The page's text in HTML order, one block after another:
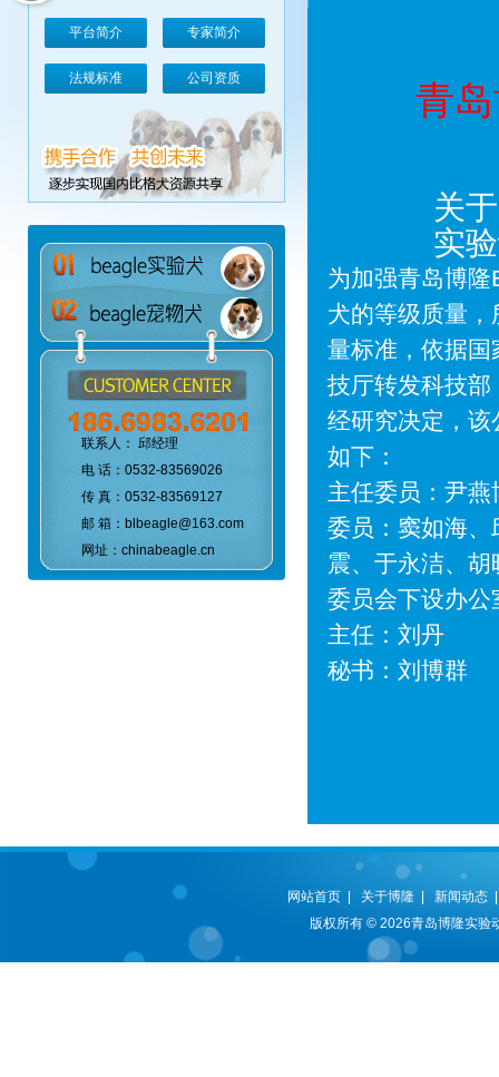
平台简介 专家简介
法规标准 公司资质
联系人： 邱经理
电 话：0532-83569026
传 真：0532-83569127
邮 箱：blbeagle@163.com
网址：chinabeagle.cn
青
关
实
为加强青岛博
犬的等级质量
量标准，依据
技厅转发科技
经研究决定，
如下：
主任委员：尹燕
委员：窦如海
震、于永洁、胡
委员会下设办公
主任：刘丹
秘书：刘博群
网站首页 关于博隆 |新闻动态
版权所有 © 2026青岛博隆实验